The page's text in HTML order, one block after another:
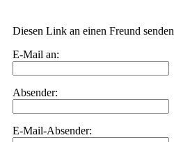
Diesen Link an einen Freund senden
E-Mail an:
Absender:
E-Mail-Absender: